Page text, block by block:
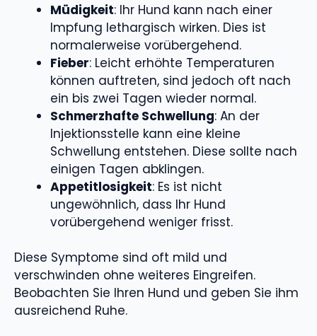
Müdigkeit: Ihr Hund kann nach einer
Impfung lethargisch wirken. Dies ist
normalerweise vorübergehend.
Fieber: Leicht erhöhte Temperaturen
können auftreten, sind jedoch oft nach
ein bis zwei Tagen wieder normal.
Schmerzhafte Schwellung: An der
Injektionsstelle kann eine kleine
Schwellung entstehen. Diese sollte nach
einigen Tagen abklingen.
Appetitlosigkeit: Es ist nicht
ungewöhnlich, dass Ihr Hund
vorübergehend weniger frisst.
Diese Symptome sind oft mild und
verschwinden ohne weiteres Eingreifen.
Beobachten Sie Ihren Hund und geben Sie ihm
ausreichend Ruhe.